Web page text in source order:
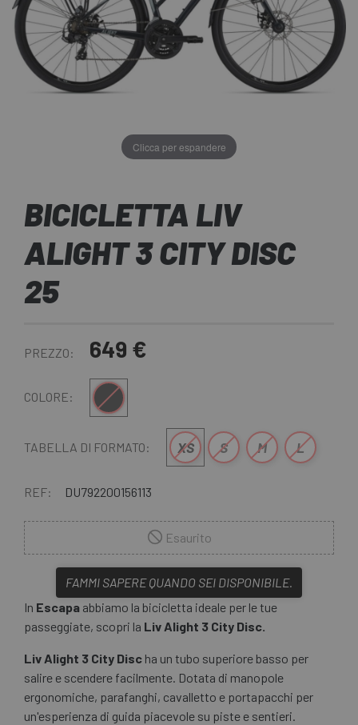
Clicca per espandere
BICICLETTA LIV
ALIGHT 3 CITY DISC
25
PREZZO: 649 €
COLORE: Nero
TABELLA DI FORMATO: XS S M L
REF: DU792200156113
Esaurito
FAMMI SAPERE QUANDO SEI DISPONIBILE.
In Escapa abbiamo la bicicletta ideale per le tue
passeggiate, scopri la Liv Alight 3 City Disc.
Liv Alight 3 City Disc ha un tubo superiore basso per
salire e scendere facilmente. Dotata di manopole
ergonomiche, parafanghi, cavalletto e portapacchi per
un'esperienza di guida piacevole su piste e sentieri.